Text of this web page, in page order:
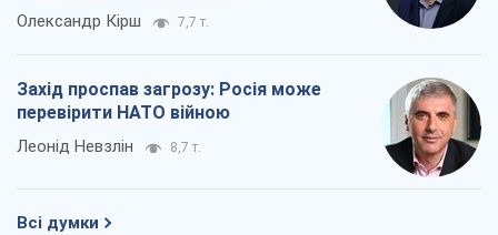
Олександр Кірш 7,7 т.
Захід проспав загрозу: Росія може
перевірити НАТО війною
Леонід Невзлін 8,7 т.
Всі думки